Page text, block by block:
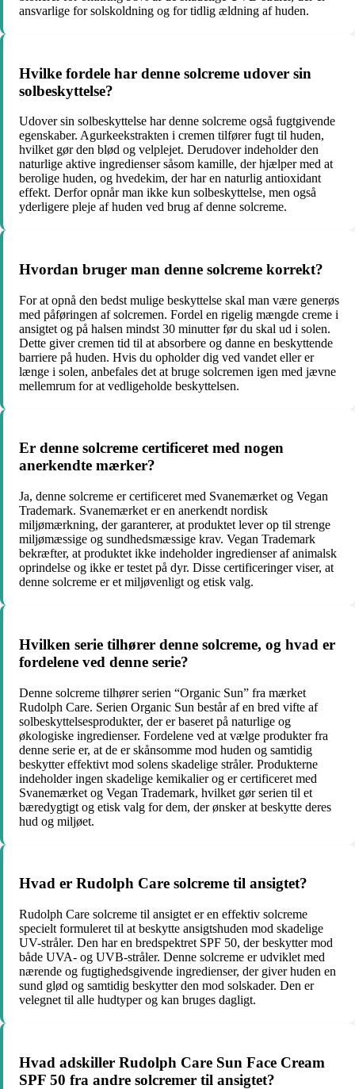
ansvarlige for solskoldning og for tidlig ældning af huden.
Hvilke fordele har denne solcreme udover sin
solbeskyttelse?
Udover sin solbeskyttelse har denne solcreme også fugtgivende
egenskaber. Agurkeekstrakten i cremen tilfører fugt til huden,
hvilket gør den blød og velplejet. Derudover indeholder den
naturlige aktive ingredienser såsom kamille, der hjælper med at
berolige huden, og hvedekim, der har en naturlig antioxidant
effekt. Derfor opnår man ikke kun solbeskyttelse, men også
yderligere pleje af huden ved brug af denne solcreme.
Hvordan bruger man denne solcreme korrekt?
For at opnå den bedst mulige beskyttelse skal man være generøs
med påføringen af solcremen. Fordel en rigelig mængde creme i
ansigtet og på halsen mindst 30 minutter før du skal ud i solen.
Dette giver cremen tid til at absorbere og danne en beskyttende
barriere på huden. Hvis du opholder dig ved vandet eller er
længe i solen, anbefales det at bruge solcremen igen med jævne
mellemrum for at vedligeholde beskyttelsen.
Er denne solcreme certificeret med nogen
anerkendte mærker?
Ja, denne solcreme er certificeret med Svanemærket og Vegan
Trademark. Svanemærket er en anerkendt nordisk
miljømærkning, der garanterer, at produktet lever op til strenge
miljømæssige og sundhedsmæssige krav. Vegan Trademark
bekræfter, at produktet ikke indeholder ingredienser af animalsk
oprindelse og ikke er testet på dyr. Disse certificeringer viser, at
denne solcreme er et miljøvenligt og etisk valg.
Hvilken serie tilhører denne solcreme, og hvad er
fordelene ved denne serie?
Denne solcreme tilhører serien “Organic Sun” fra mærket
Rudolph Care. Serien Organic Sun består af en bred vifte af
solbeskyttelsesprodukter, der er baseret på naturlige og
økologiske ingredienser. Fordelene ved at vælge produkter fra
denne serie er, at de er skånsomme mod huden og samtidig
beskytter effektivt mod solens skadelige stråler. Produkterne
indeholder ingen skadelige kemikalier og er certificeret med
Svanemærket og Vegan Trademark, hvilket gør serien til et
bæredygtigt og etisk valg for dem, der ønsker at beskytte deres
hud og miljøet.
Hvad er Rudolph Care solcreme til ansigtet?
Rudolph Care solcreme til ansigtet er en effektiv solcreme
specielt formuleret til at beskytte ansigtshuden mod skadelige
UV-stråler. Den har en bredspektret SPF 50, der beskytter mod
både UVA- og UVB-stråler. Denne solcreme er udviklet med
nærende og fugtighedsgivende ingredienser, der giver huden en
sund glød og samtidig beskytter den mod solskader. Den er
velegnet til alle hudtyper og kan bruges dagligt.
Hvad adskiller Rudolph Care Sun Face Cream
SPF 50 fra andre solcremer til ansigtet?